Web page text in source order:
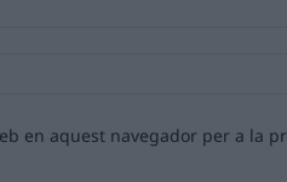
en aquest navegador per a la